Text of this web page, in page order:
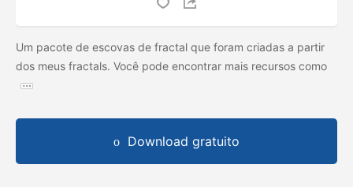
Um pacote de escovas de fractal que foram criadas a partir
dos meus fractals. Você pode encontrar mais recursos como
Download gratuito